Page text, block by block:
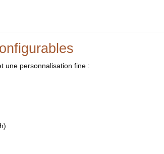
une personnalisation fine :